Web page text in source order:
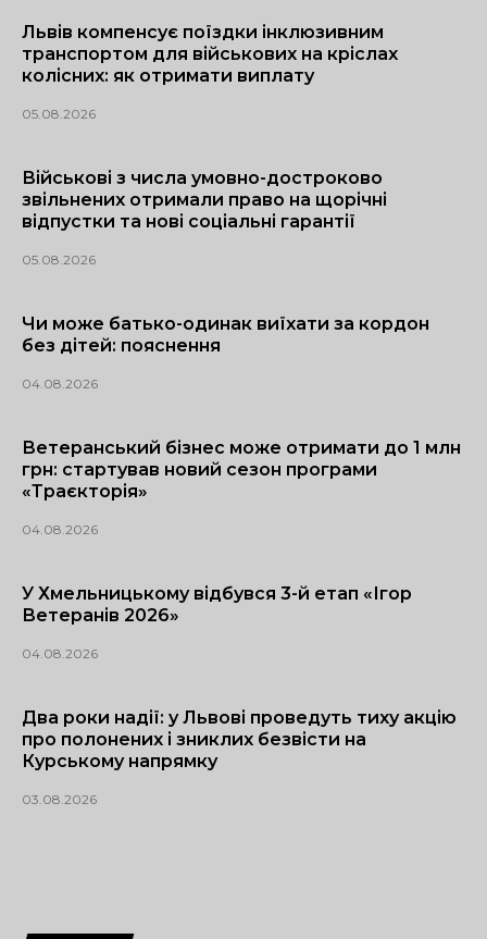
Львів компенсує поїздки інклюзивним
транспортом для військових на кріслах
колісних: як отримати виплату
05.08.2026
Військові з числа умовно-достроково
звільнених отримали право на щорічні
відпустки та нові соціальні гарантії
05.08.2026
Чи може батько-одинак виїхати за кордон
без дітей: пояснення
04.08.2026
Ветеранський бізнес може отримати до 1 млн
грн: стартував новий сезон програми
«Траєкторія»
04.08.2026
У Хмельницькому відбувся 3-й етап «Ігор
Ветеранів 2026»
04.08.2026
Два роки надії: у Львові проведуть тиху акцію
про полонених і зниклих безвісти на
Курському напрямку
03.08.2026